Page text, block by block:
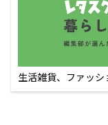
生活雑貨、ファッ
えるECサイト